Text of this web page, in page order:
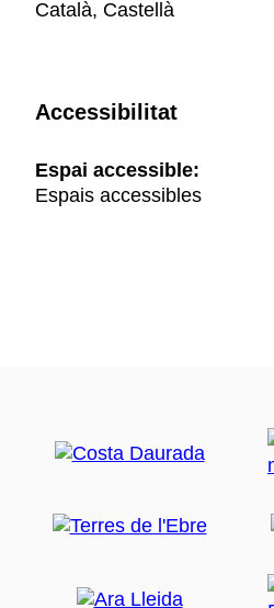
Català, Castellà
Accessibilitat
Espai accessible:
Espais accessibles